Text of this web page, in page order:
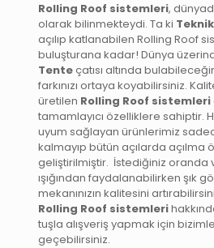
Rolling Roof sistemleri,
olarak bilinmekteydi. Ta ki
açılıp katlanabilen Rolling Roof
buluşturana kadar! Dünya
Tenteçatısı altında
farkınızı ortaya koyabilirsiniz.
üretilen Rolling Roof sistemleri
tamamlayıcı özelliklere sahiptir.
uyum sağlayan ürünlerimiz
kalmayıp bütün açılarda açılma
geliştirilmiştir. İstediğiniz oranda
ışığından faydalanabilirken şık
mekanınızın kalitesini
Rolling Roof sistemleri
tuşla alışveriş yapmak için
geçebilirsiniz.